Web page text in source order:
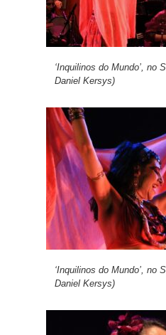
‘Inquilinos do Mundo’, no
Daniel Kersys)
‘Inquilinos do Mundo’, no
Daniel Kersys)